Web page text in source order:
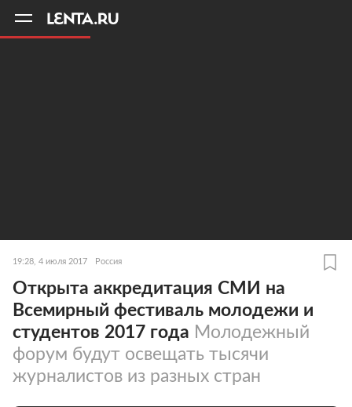
19:28, 4 июля 2017 Россия
Открыта аккредитация СМИ на
Всемирный фестиваль молодежи и
студентов 2017 года Молодежный
форум будут освещать тысячи
журналистов из разных стран